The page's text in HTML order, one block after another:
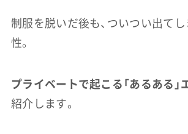
制服を脱いだ後も、ついつい出て
性。
プライベートで起こる「あるある」
紹介します。